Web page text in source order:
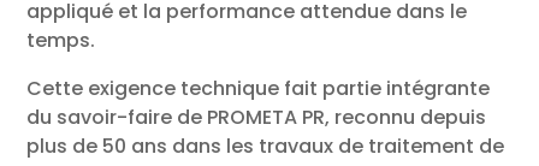
appliqué et la performance attendue dans le
temps.
Cette exigence technique fait partie intégrante
du savoir-faire de PROMETA PR, reconnu depuis
plus de 50 ans dans les travaux de traitement de